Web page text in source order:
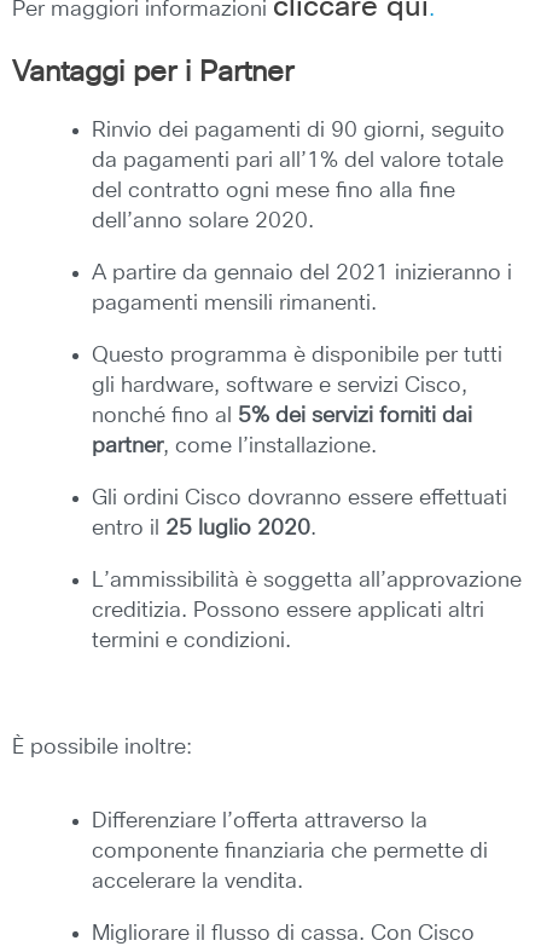
Per maggiori informazioni cliccare qui.
Vantaggi per i Partner
Rinvio dei pagamenti di 90 giorni, seguito
da pagamenti pari all’1% del valore totale
del contratto ogni mese fino alla fine
dell’anno solare 2020.
A partire da gennaio del 2021 inizieranno i
pagamenti mensili rimanenti.
Questo programma è disponibile per tutti
gli hardware, software e servizi Cisco,
nonché fino al 5% dei servizi forniti dai
partner, come l’installazione.
Gli ordini Cisco dovranno essere effettuati
entro il 25 luglio 2020.
L’ammissibilità è soggetta all’approvazione
creditizia. Possono essere applicati altri
termini e condizioni.
È possibile inoltre:
Differenziare l’offerta attraverso la
componente finanziaria che permette di
accelerare la vendita.
Migliorare il flusso di cassa. Con Cisco